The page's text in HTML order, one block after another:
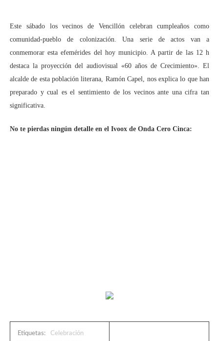
Este sábado los vecinos de Vencillón celebran cumpleaños como
comunidad-pueblo de colonización. Una serie de actos van a
conmemorar esta efemérides del hoy municipio. A partir de las 12 h
destaca la proyección del audiovisual «60 años de Crecimiento». El
alcalde de esta población literana, Ramón Capel, nos explica lo que han
preparado y cual es el sentimiento de los vecinos ante una cifra tan
significativa.
No te pierdas ningún detalle en el Ivoox de Onda Cero Cinca:
Etiquetas:
Celebración